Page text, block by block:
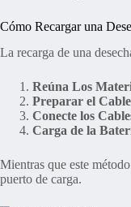
Cómo Recargar una
La recarga de una
Reúna Los
Preparar el Cable
Conecte los
Carga de la
Mientras que este
puerto de carga.